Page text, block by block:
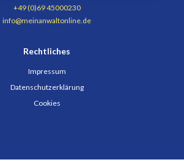
+49 (0)69 45000230
info@meinanwaltonline.de
Rechtliches
Impressum
Datenschutzerklärung
Cookies